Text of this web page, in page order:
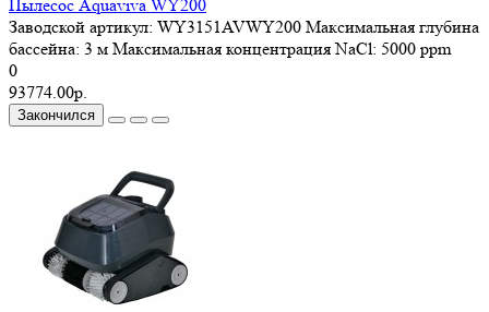
Пылесос Aquaviva WY200
Заводской артикул: WY3151AVWY200 Максимальная глубина
бассейна: 3 м Максимальная концентрация NaCl: 5000 ppm
0
93774.00р.
Закончился